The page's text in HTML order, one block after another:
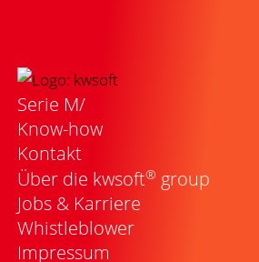
Serie M/
Know-how
Kontakt
Über die kwsoft® group
Jobs & Karriere
Whistleblower
Impressum